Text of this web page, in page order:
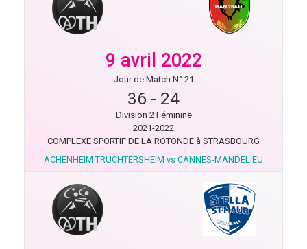
9 avril 2022
Jour de Match N° 21
36 - 24
Division 2 Féminine
2021-2022
COMPLEXE SPORTIF DE LA ROTONDE à STRASBOURG
ACHENHEIM TRUCHTERSHEIM vs CANNES-MANDELIEU